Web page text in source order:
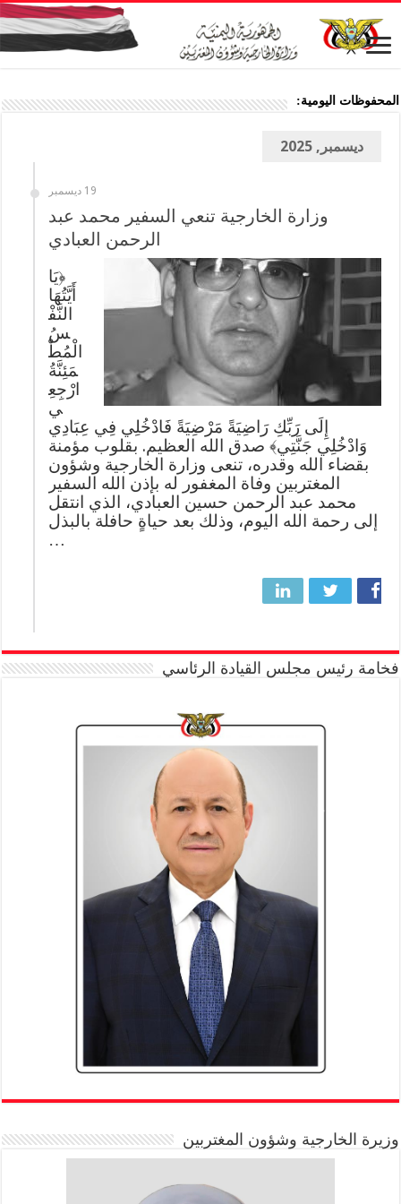
المحفوظات اليومية:
ديسمبر, 2025
19 ديسمبر
وزارة الخارجية تنعي السفير محمد عبد
الرحمن العبادي
﴿يَا
أَيَّتُهَا
النَّفْ
سُ
الْمُطْ
مَئِنَّةُ
ارْجِعِ
ي
إِلَى رَبِّكِ رَاضِيَةً مَرْضِيَةً فَادْخُلِي فِي عِبَادِي
وَادْخُلِي جَنَّتِي﴾ صدق الله العظيم. بقلوب مؤمنة
بقضاء الله وقدره، تنعى وزارة الخارجية وشؤون
المغتربين وفاة المغفور له بإذن الله السفير
محمد عبد الرحمن حسين العبادي، الذي انتقل
إلى رحمة الله اليوم، وذلك بعد حياةٍ حافلة بالبذل
…
فخامة رئيس مجلس القيادة الرئاسي
وزيرة الخارجية وشؤون المغتربين